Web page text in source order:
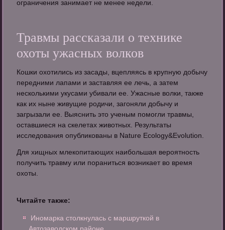
ограничения занимает не менее недели.
Травмы рассказали о технике
охоты ужасных волков
Кошки охотились из засады, вцепляясь в крупную добычу
передними лапами и заставляя ее лечь, а затем
несколькими укусами убивали ее. Ужасные волки, также
как их ныне живущие родичи, загоняли добычу и
загрызали ее. Выяснить это ученым помогли травмы,
оставшиеся на скелетах животных. Результаты
исследования опубликованы в Nature Ecology&Evolution.
Для хищных млекопитающих наибольшая вероятность
получить травму или пораниться возникает во время
охоты.
Читайте также:
Иномарка столкнулась с маршруткой в